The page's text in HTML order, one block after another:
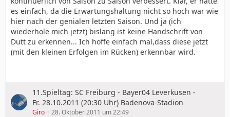
es einfach, da die Erwartungshaltung nicht so hoch war wie
hier nach der genialen letzten Saison. Und ja (ich
wiederhole mich jetzt) bislang ist keine Handschrift von
Dutt zu erkennen... Ich hoffe einfach mal,dass diese jetzt
(mit den kleinen Erfolgen im Rücken) erkennbar wird.
11.Spieltag: SC Freiburg - Bayer04 Leverkusen -
Fr. 28.10.2011 (20:30 Uhr) Badenova-Stadion
Giro 28. Oktober 2011 um 22:49